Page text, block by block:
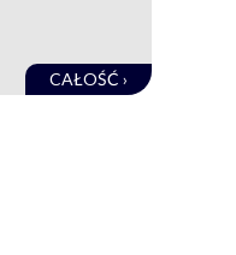
CAŁOŚĆ ›